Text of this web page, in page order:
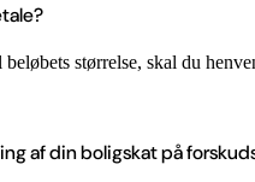
størrelse, skal du
af din boligskat på